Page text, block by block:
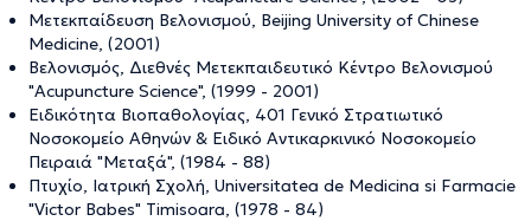
Μετεκπαίδευση Βελονισμού, Beijing University of Chinese
Medicine, (2001)
Βελονισμός, Διεθνές Μετεκπαιδευτικό Κέντρο Βελονισμού
"Acupuncture Science", (1999 - 2001)
Ειδικότητα Βιοπαθολογίας, 401 Γενικό Στρατιωτικό
Νοσοκομείο Αθηνών & Ειδικό Αντικαρκινικό Νοσοκομείο
Πειραιά "Μεταξά", (1984 - 88)
Πτυχίο, Ιατρική Σχολή, Universitatea de Medicina si Farmacie
"Victor Babes" Timisoara, (1978 - 84)